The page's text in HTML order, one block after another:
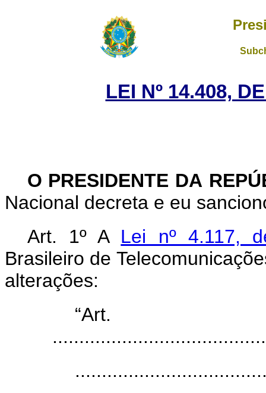
LEI Nº 14.408,
O PRESIDENTE DA
Nacional decreta e eu
Art. 1º A Lei nº 4.117,
Brasileiro de
alterações: